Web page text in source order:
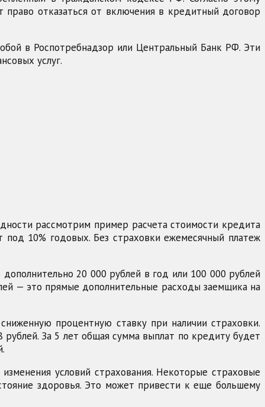
отказаться от включения в кредитный договор
в Роспотребнадзор или Центральный Банк РФ. Эти
услуг.
рассмотрим пример расчета стоимости кредита
10% годовых. Без страховки ежемесячный платеж
20 000 рублей в год или 100 000 рублей
— это прямые дополнительные расходы заемщика на
процентную ставку при наличии страховки.
За 5 лет общая сумма выплат по кредиту будет
условий страхования. Некоторые страховые
здоровья. Это может привести к еще большему